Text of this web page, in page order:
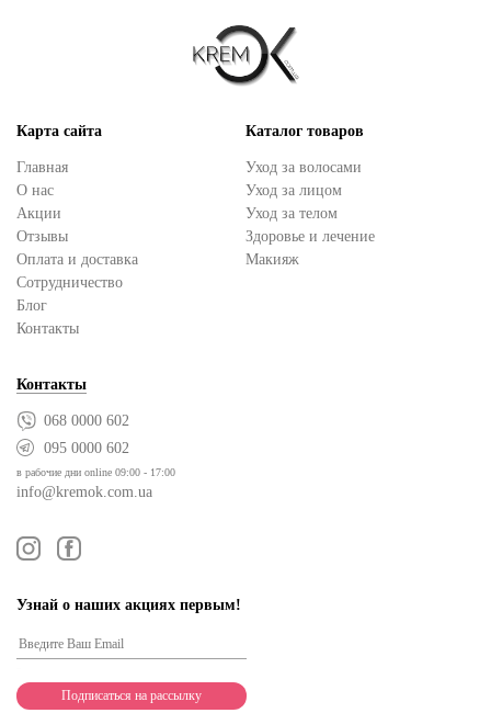
Карта сайта
Главная
О нас
Акции
Отзывы
Оплата и доставка
Сотрудничество
Блог
Контакты
Каталог товаров
Уход за волосами
Уход за лицом
Уход за телом
Здоровье и лечение
Макияж
Контакты
068 0000 602
095 0000 602
в рабочие дни online 09:00 - 17:00
info@kremok.com.ua
Узнай о наших акциях первым!